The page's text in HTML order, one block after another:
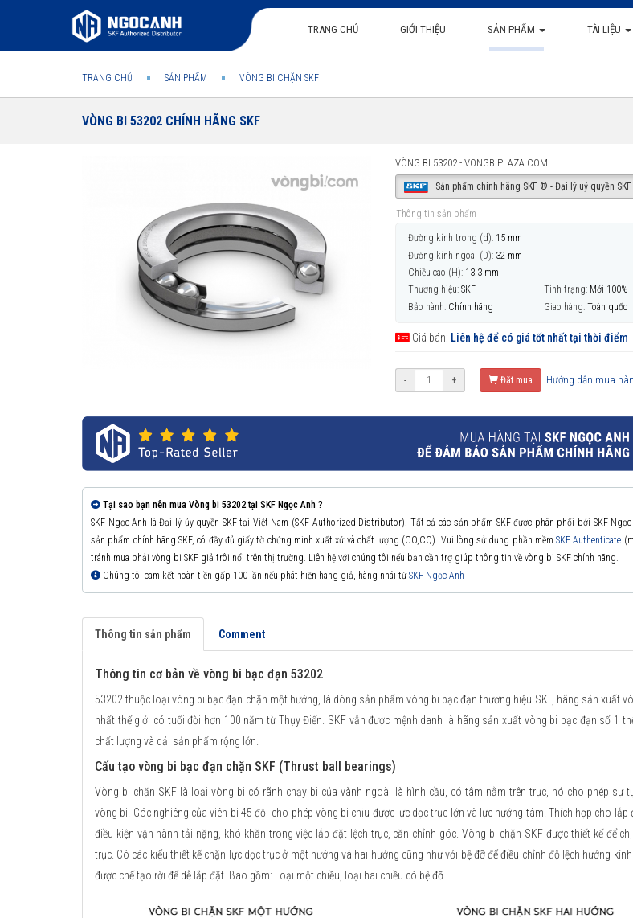
TRANG CHỦ GIỚI THIỆU SẢN PHẨM TÀI LIỆU
TRANG CHỦ SẢN PHẨM VÒNG BI CHẶN SKF
VÒNG BI 53202 CHÍNH HÃNG SKF
VÒNG BI 53202 - VONGBIPLAZA.COM
Sản phẩm chính hãng SKF ® - Đại lý uỷ quyền SKF
Thông tin sản phẩm
Đường kính trong (d): 15 mm
Đường kính ngoài (D): 32 mm
Chiều cao (H): 13.3 mm
Thương hiệu: SKF Tình trạng: Mới 100%
Bảo hành: Chính hãng Giao hàng: Toàn quốc
Giá bán: Liên hệ để có giá tốt nhất tại thời điểm
- + Đặt mua Hướng dẫn mua
Tại sao bạn nên mua Vòng bi 53202 tại SKF Ngọc Anh ?
SKF Ngọc Anh là Đại lý ủy quyền SKF tại Việt Nam (SKF Authorized Distributor). Tất cả các sản phẩm SKF được phân phối bởi SKF Ngọc
sản phẩm chính hãng SKF, có đầy đủ giấy tờ chứng minh xuất xứ và chất lượng (CO,CQ). Vui lòng sử dụng phần mềm SKF Authenticate
tránh mua phải vòng bi SKF giả trôi nổi trên thị trường. Liên hệ với chúng tôi nếu bạn cần trợ giúp thông tin về vòng bi SKF chính hãng.
Chúng tôi cam kết hoàn tiền gấp 100 lần nếu phát hiện hàng giả, hàng nhái từSKF Ngọc Anh
Thông tin sản phẩm Comment
Thông tin cơ bản về vòng bi bạc đạn 53202
53202 thuộc loại vòng bi bạc đạn chặn một hướng, là dòng sản phẩm vòng bi bạc đạn thương hiệu SKF, hãng sản xuất
nhất thế giới có tuổi đời hơn 100 năm từ Thụy Điển. SKF vẫn được mệnh danh là hãng sản xuất vòng bi bạc đạn số 1
chất lượng và dải sản phẩm rộng lớn.
Cấu tạo vòng bi bạc đạn chặn SKF (Thrust ball bearings)
Vòng bi chặn SKF là loại vòng bi có rãnh chạy bi của vành ngoài là hình cầu, có tâm nằm trên trục, nó cho phép sự
vòng bi. Góc nghiêng của viên bi 45 độ- cho phép vòng bi chịu được lực dọc trục lớn và lực hướng tâm. Thích hợp cho lắp
điều kiện vận hành tải nặng, khó khăn trong việc lắp đặt lệch trục, căn chỉnh góc. Vòng bi chặn SKF được thiết kế để
trục. Có các kiểu thiết kế chặn lực dọc trục ở một hướng và hai hướng cũng như với bệ đỡ để điều chỉnh độ lệch hướng
được chế tạo rời để dễ lắp đặt. Bao gồm: Loại một chiều, loại hai chiều có bệ đỡ.